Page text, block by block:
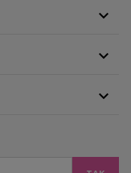


